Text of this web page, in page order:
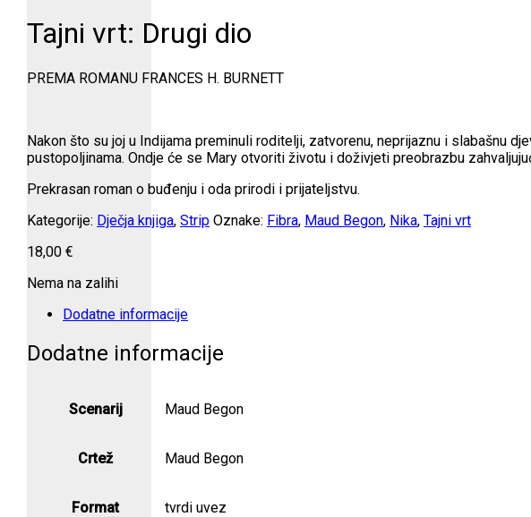
Tajni vrt: Drugi dio
PREMA ROMANU FRANCES H. BURNETT
Nakon što su joj u Indijama preminuli roditelji, zatvorenu, neprijaznu i slabašnu
pustopoljinama. Ondje će se Mary otvoriti životu i doživjeti preobrazbu
Prekrasan roman o buđenju i oda prirodi i prijateljstvu.
Kategorije: Dječja knjiga, Strip Oznake: Fibra, Maud Begon, Nika, Tajni vrt
18,00 €
Nema na zalihi
Dodatne informacije
Dodatne informacije
Scenarij Maud Begon
Crtež Maud Begon
Format tvrdi uvez